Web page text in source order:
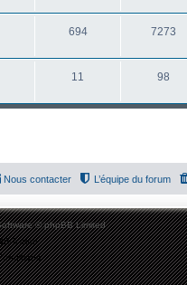
694 7273
11 98
L’équipe du forum
Nous contacter
© phpBB Limited
fr.com